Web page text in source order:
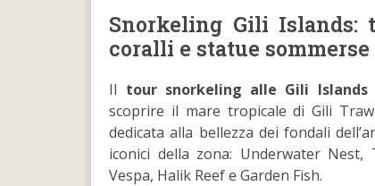
Snorkeling Gili Islands:
coralli e statue sommerse
Il tour snorkeling alle Gili Islands
scoprire il mare tropicale di Gili
dedicata alla bellezza dei fondali
iconici della zona: Underwater
Vespa, Halik Reef e Garden Fish.